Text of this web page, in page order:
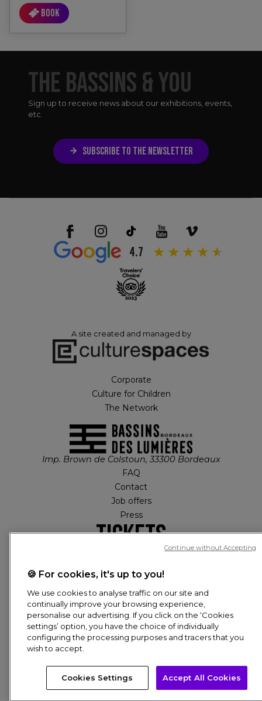
Book
THE BASSINS & YOU
Sign up to receive news about our exhibitions, events,
etc.
SUBSCRIBE TO THE NEWSLETTER
4.7
A site created and managed by
Corporate
Culture for Children
The Network
Imp. Brown de Colstoun, 33300 Bordeaux
FAQ
Contact
Job offers
Press
Tickets
MY ACCOUNT
Tickets
PIED DE PAGE
© CULTURESPACES, 2026
CREDITS
🍪 For cookies, it's up to you!
We use cookies to analyse traffic on our site and
continually improve your browsing experience,
personalise our advertising. If you click on the ‘Cookies
settings’ option, you have the choice of individually
configuring the processing purposes and tracers that you
wish to accept.
Cookies Settings Accept All Cookies
Continue without Accepting